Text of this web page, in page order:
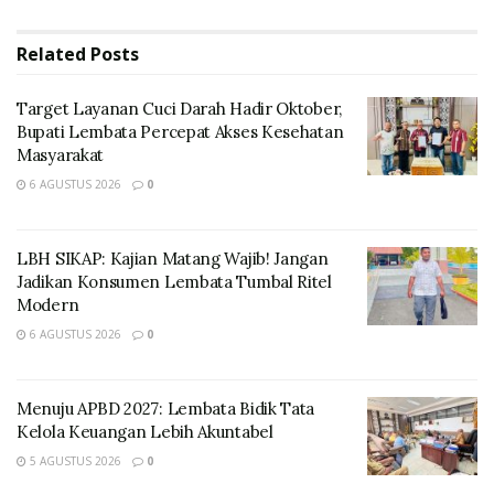
“Bulan Oktober ini merupakan bulan Bahasa maka
sebagai lembaga yang mengurus Literasi kita harus
mengisi bulan bahasa ini menjadi lebih bermakna bagi
Lembata jadi kita padukan untuk membuat beragam
kegiatan Literasi khususnya untuk generasi muda,”
Related Posts
Target Layanan Cuci Darah Hadir Oktober,
Bupati Lembata Percepat Akses Kesehatan
Masyarakat
6 AGUSTUS 2026 0
LBH SIKAP: Kajian Matang Wajib! Jangan
Jadikan Konsumen Lembata Tumbal Ritel
Modern
6 AGUSTUS 2026 0
Menuju APBD 2027: Lembata Bidik Tata
Kelola Keuangan Lebih Akuntabel
5 AGUSTUS 2026 0